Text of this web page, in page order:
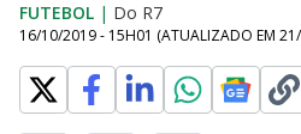
FUTEBOL | Do R7
16/10/2019 - 15H01 (ATUALIZADO EM